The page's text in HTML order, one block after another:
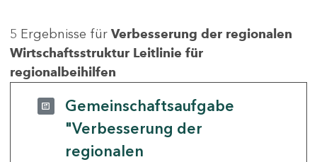
5 Ergebnisse für Verbesserung der regionalen
Wirtschaftsstruktur Leitlinie für
regionalbeihilfen
Gemeinschaftsaufgabe
"Verbesserung der
regionalen